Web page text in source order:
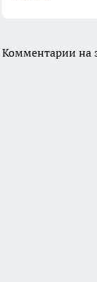
Комментарии на